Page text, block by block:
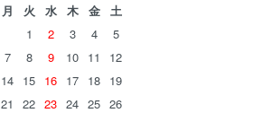
月 火 水 木 金
土
1
2 3 4
5
7 8 9 10 11
12
14 15 16 17 18 19
21 22 23 24 25 26